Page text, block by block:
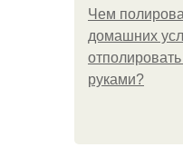
Чем
домашних
руками?